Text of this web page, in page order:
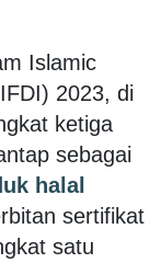
Islamic
2023, di
ketiga
sebagai
halal
sertifikat
satu